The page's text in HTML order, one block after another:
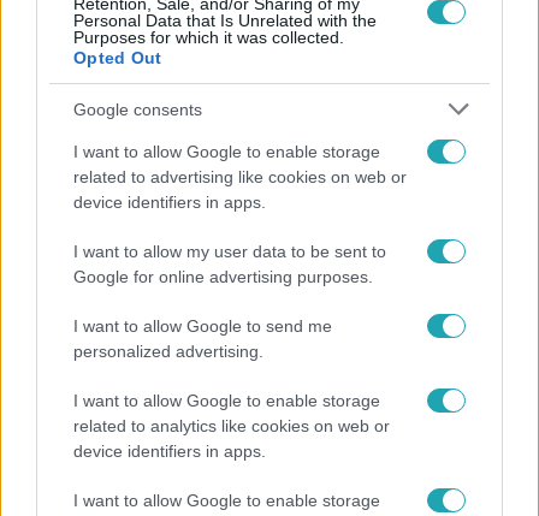
Personal Data that Is Unrelated with the
Purposes for which it was collected.
Opted Out
Google consents
I want to allow Google to enable storage
related to advertising like cookies on web or
device identifiers in apps.
I want to allow my user data to be sent to
Google for online advertising purposes.
I want to allow Google to send me
personalized advertising.
I want to allow Google to enable storage
related to analytics like cookies on web or
device identifiers in apps.
I want to allow Google to enable storage
Népszerű
Rubint Réka: A mai napig nem jött vissza a 100%-
os tüdőkapacitásom